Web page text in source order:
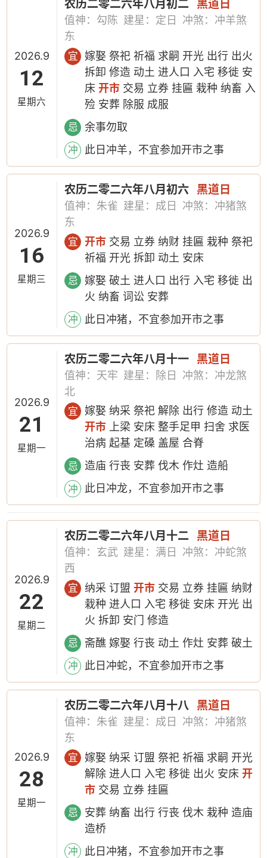
2026.9
12
星期六
农历二零二六年八月初二 黑道日
值神：勾陈 建星：定日
冲煞：冲羊煞
东
宜
嫁娶 祭祀 祈福 求嗣 开光 出行 出火
拆卸 修造 动土 进人口 入宅 移徙 安
床开市 交易 立券 挂匾 栽种 纳畜 入
殓 安葬 除服 成服
忌 余事勿取
冲 此日冲羊，不宜参加开市之事
2026.9
16
星期三
农历二零二六年八月初六 黑道日
值神：朱雀 建星：成日
冲煞：冲猪煞
东
宜 开市 交易 立券 纳财 挂匾 栽种 祭祀
祈福 开光 拆卸 动土 安床
忌
嫁娶 破土 进人口 出行 入宅 移徙 出
火 纳畜 词讼 安葬
冲 此日冲猪，不宜参加开市之事
2026.9
21
星期一
农历二零二六年八月十一 黑道日
值神：天牢 建星：除日
冲煞：冲龙煞
北
宜
嫁娶 纳采 祭祀 解除 出行 修造 动土
开市 上梁 安床 整手足甲 扫舍 求医
治病 起基 定磉 盖屋 合脊
忌 造庙 行丧 安葬 伐木 作灶 造船
冲 此日冲龙，不宜参加开市之事
2026.9
22
星期二
农历二零二六年八月十二 黑道日
值神：玄武 建星：满日
冲煞：冲蛇煞
西
宜 纳采 订盟开市 交易 立券 挂匾 纳财
栽种 进人口 入宅 移徙 安床 开光 出
火 拆卸 安门 修造
忌 斋醮 嫁娶 行丧 动土 作灶 安葬 破土
冲 此日冲蛇，不宜参加开市之事
2026.9
28
星期一
农历二零二六年八月十八 黑道日
值神：朱雀 建星：成日
冲煞：冲猪煞
东
宜
嫁娶 纳采 订盟 祭祀 祈福 求嗣 开光
解除 进人口 入宅 移徙 出火 安床开
市 交易 立券 挂匾
忌
安葬 纳畜 出行 行丧 伐木 栽种 造庙
造桥
冲 此日冲猪，不宜参加开市之事